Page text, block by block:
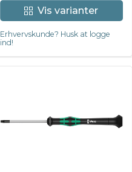
Vis varianter
Erhvervskunde? Husk at logge
ind!